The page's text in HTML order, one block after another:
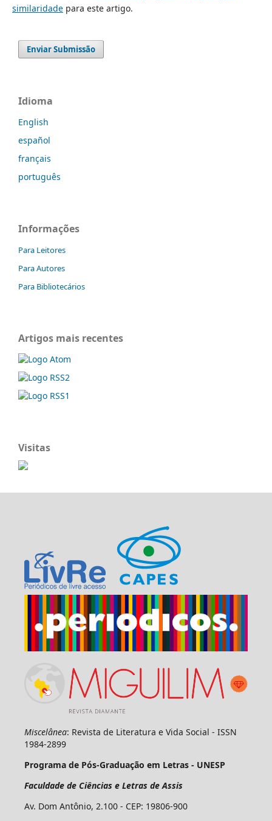
similaridadepara este artigo.
Enviar Submissão
Idioma
English
español
français
português
Informações
Para Leitores
Para Autores
Para Bibliotecários
Artigos mais recentes
Visitas
Miscelânea: Revista de Literatura e Vida Social - ISSN
1984-2899
Programa de Pós-Graduação em Letras - UNESP
Faculdade de Ciências e Letras de Assis
Av. Dom Antônio, 2.100 - CEP: 19806-900